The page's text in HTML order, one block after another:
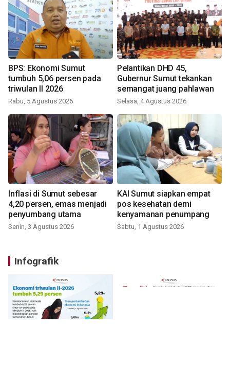
BPS: Ekonomi Sumut
tumbuh 5,06 persen pada
triwulan II 2026
Rabu, 5 Agustus 2026
Pelantikan DHD 45,
Gubernur Sumut tekankan
semangat juang pahlawan
Selasa, 4 Agustus 2026
Inflasi di Sumut sebesar
4,20 persen, emas menjadi
penyumbang utama
Senin, 3 Agustus 2026
KAI Sumut siapkan empat
pos kesehatan demi
kenyamanan penumpang
Sabtu, 1 Agustus 2026
Infografik